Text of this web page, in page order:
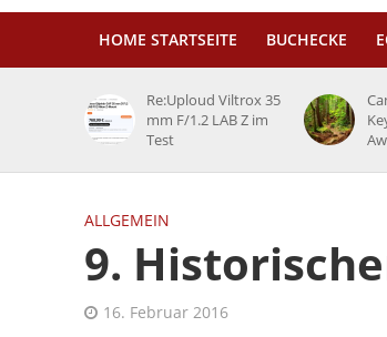
HOME STARTSEITE BUCHECKE
Re:Uploud Viltrox 35
mm F/1.2 LAB Z im
Test
ALLGEMEIN
9.
16. Februar 2016